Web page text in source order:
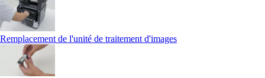
Remplacement de l'unité de traitement d'images